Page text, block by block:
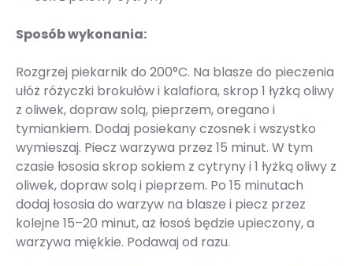
Sposób wykonania:
Rozgrzej piekarnik do 200°C. Na blasze do pieczenia
ułóż różyczki brokułów i kalafiora, skrop 1 łyżką oliwy
z oliwek, dopraw solą, pieprzem, oregano i
tymiankiem. Dodaj posiekany czosnek i wszystko
wymieszaj. Piecz warzywa przez 15 minut. W tym
czasie łososia skrop sokiem z cytryny i 1 łyżką oliwy z
oliwek, dopraw solą i pieprzem. Po 15 minutach
dodaj łososia do warzyw na blasze i piecz przez
kolejne 15–20 minut, aż łosoś będzie upieczony, a
warzywa miękkie. Podawaj od razu.